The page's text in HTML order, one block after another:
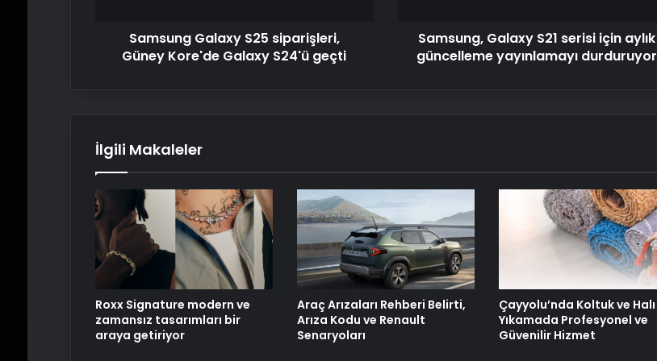
Maması İle Tüm Evcil Hayvan
Ürünleri
Ortopodoloji İle Diyabetik Ayak
Yarası Tedavisi
Samsung Galaxy S25 siparişleri,
Güney Kore'de Galaxy S24'ü geçti
Samsung, Galaxy S21 serisi için aylık
güncelleme yayınlamayı durduruyor
İlgili Makaleler
Roxx Signature modern ve
zamansız tasarımları bir
araya getiriyor
Araç Arızaları Rehberi Belirti,
Arıza Kodu ve Renault
Senaryoları
Çayyolu’nda Koltuk ve Halı
Yıkamada Profesyonel ve
Güvenilir Hizmet